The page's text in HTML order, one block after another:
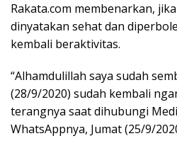
Rakata.com membenarkan,
dinyatakan sehat dan
kembali beraktivitas.
“Alhamdulillah saya sudah
(28/9/2020) sudah kembali
terangnya saat dihubungi
WhatsAppnya, Jumat (25/9/